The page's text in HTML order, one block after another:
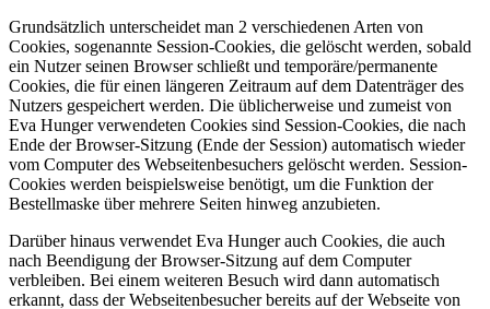
Grundsätzlich unterscheidet man 2 verschiedenen Arten von
Cookies, sogenannte Session-Cookies, die gelöscht werden, sobald
ein Nutzer seinen Browser schließt und temporäre/permanente
Cookies, die für einen längeren Zeitraum auf dem Datenträger des
Nutzers gespeichert werden. Die üblicherweise und zumeist von
Eva Hunger verwendeten Cookies sind Session-Cookies, die nach
Ende der Browser-Sitzung (Ende der Session) automatisch wieder
vom Computer des Webseitenbesuchers gelöscht werden. Session-
Cookies werden beispielsweise benötigt, um die Funktion der
Bestellmaske über mehrere Seiten hinweg anzubieten.
Darüber hinaus verwendet Eva Hunger auch Cookies, die auch
nach Beendigung der Browser-Sitzung auf dem Computer
verbleiben. Bei einem weiteren Besuch wird dann automatisch
erkannt, dass der Webseitenbesucher bereits auf der Webseite von